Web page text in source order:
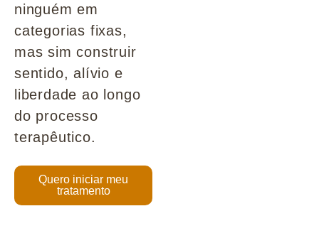
ninguém em
categorias fixas,
mas sim construir
sentido, alívio e
liberdade ao longo
do processo
terapêutico.
Quero iniciar meu
tratamento